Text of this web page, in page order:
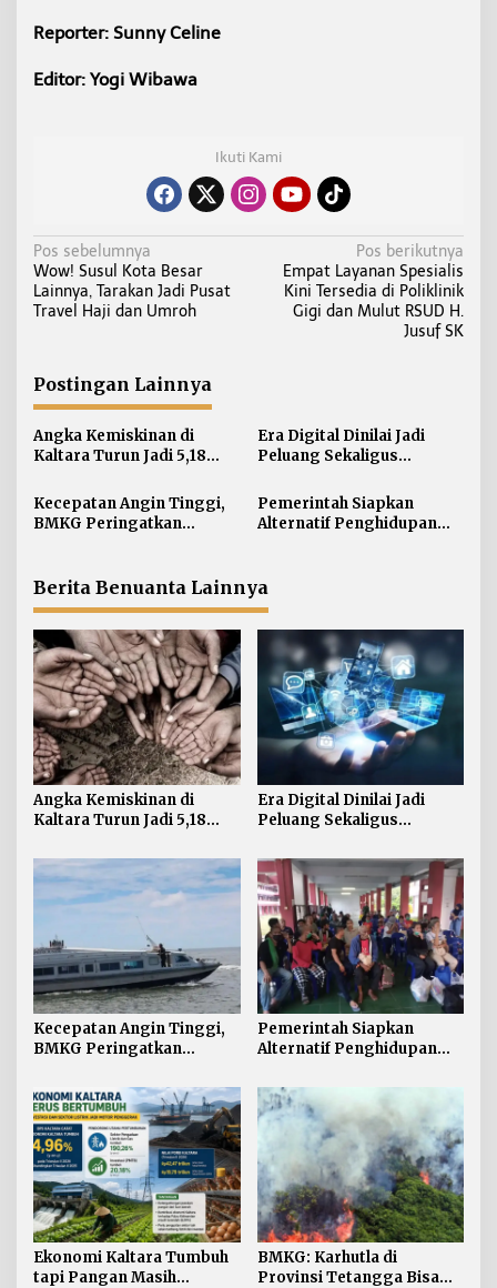
Reporter: Sunny Celine
Editor: Yogi Wibawa
Ikuti Kami
N
a
v
a
s
i
p
o
s
Pos sebelumnya
Wow! Susul Kota Besar
Lainnya, Tarakan Jadi Pusat
Travel Haji dan Umroh
Pos berikutnya
Empat Layanan Spesialis
Kini Tersedia di Poliklinik
Gigi dan Mulut RSUD H.
Jusuf SK
Postingan Lainnya
Angka Kemiskinan di
Kaltara Turun Jadi 5,18
dan Keparahan Justru
Meningkat
Era Digital Dinilai Jadi
Peluang Sekaligus
Kembang Anak
Kecepatan Angin Tinggi,
BMKG Peringatkan
Kaltara
Pemerintah Siapkan
Alternatif Penghidupan
Berita Benuanta Lainnya
Angka Kemiskinan di
Kaltara Turun Jadi 5,18
dan Keparahan Justru
Meningkat
Era Digital Dinilai Jadi
Peluang Sekaligus
Kembang Anak
Kecepatan Angin Tinggi,
BMKG Peringatkan
Mengintai Perairan
Kaltara
Pemerintah Siapkan
Alternatif Penghidupan
Dideportasi
Ekonomi Kaltara Tumbuh
tapi Pangan Masih
BMKG: Karhutla di
Provinsi Tetangga Bisa